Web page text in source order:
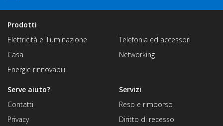
Prodotti
Elettricità e illuminazione
Casa
Energie rinnovabili
Telefonia ed accessori
Networking
Servizi
Reso e rimborso
Diritto di recesso
Serve aiuto?
Contatti
Privacy